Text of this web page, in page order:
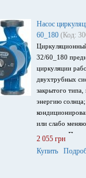
Насос
60_180 (Код:
32/60_180
циркуляции
двухтрубных
закрытого
энергию
или слабо
жидкости.
до 6 м,
220 В.
2 055 грн
Купить